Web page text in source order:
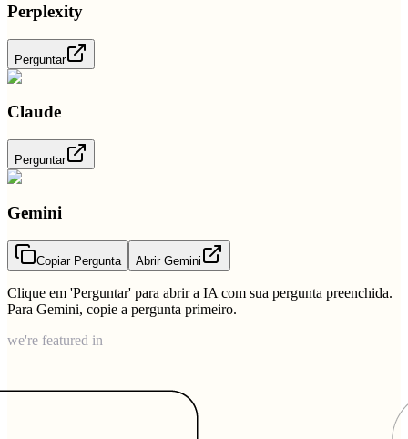
Perplexity
Perguntar
Claude
Perguntar
Gemini
Copiar Pergunta Abrir Gemini
Clique em 'Perguntar' para abrir a IA com sua pergunta preenchida.
Para Gemini, copie a pergunta primeiro.
we're featured in